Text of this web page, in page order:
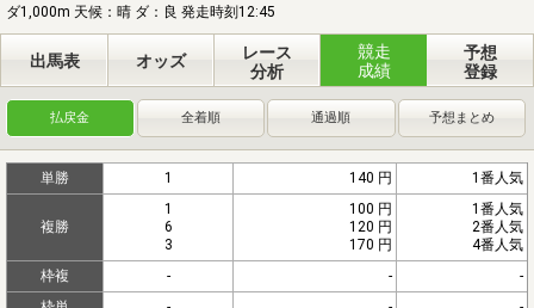
ダ1,000m 天候：晴 ダ：良 発走時刻12:45
出馬表 オッズ
レース
分析
競走
成績
予想
登録
払戻金 全着順 通過順 予想まとめ
単勝 1 140 円 1番人気
複勝
1
6
3
100 円
120 円
170 円
1番人気
2番人気
4番人気
枠複
- -
-